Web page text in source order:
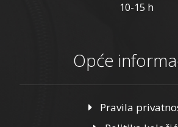
10-15 h
Opće
Pravila